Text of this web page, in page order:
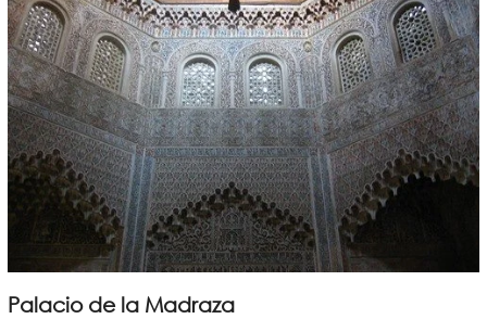
Palacio de la Madraza